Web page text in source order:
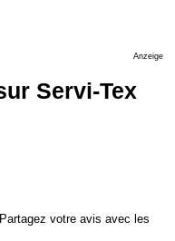
Anzeige
Servi-Tex
votre avis avec les